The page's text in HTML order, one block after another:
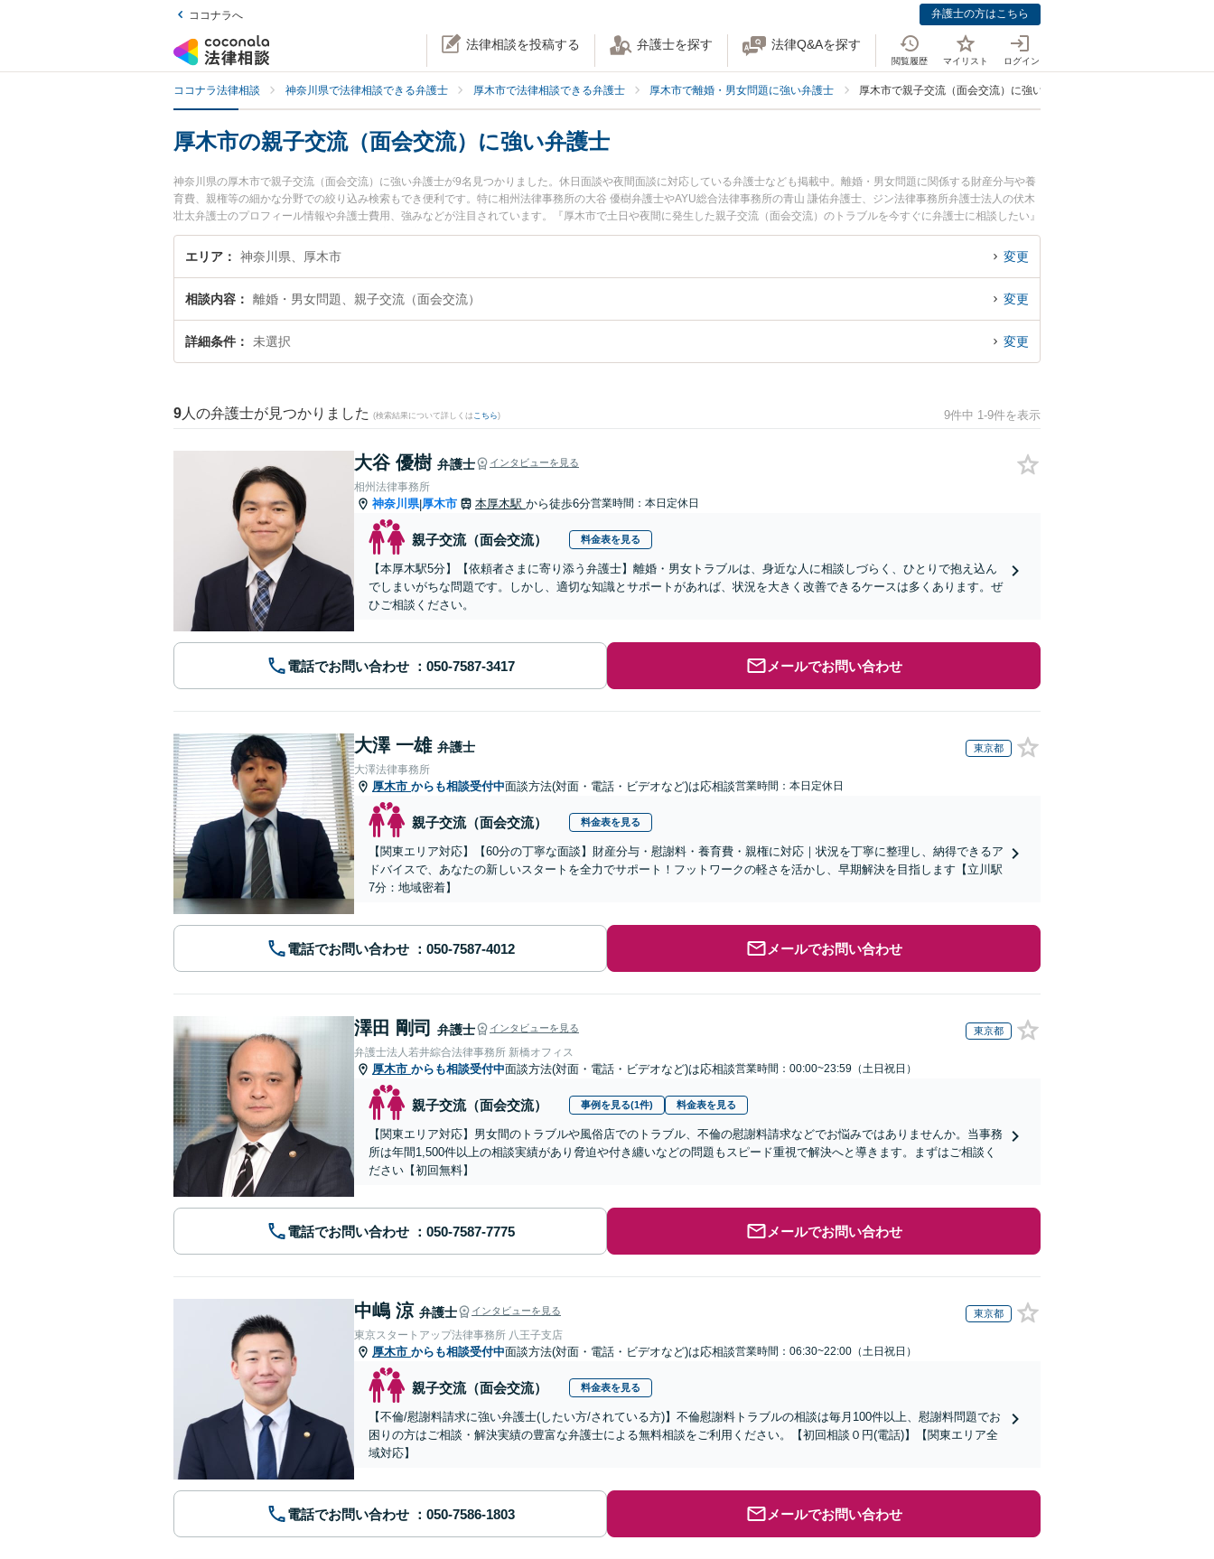
ココナラへ 弁護士の方はこちら
法律相談を投稿する 弁護士を探す 法律Q&Aを探す
閲覧履歴 マイリスト ログイン
ココナラ法律相談 神奈川県で法律相談できる弁護士 厚木市で法律相談できる弁護士 厚木市で離婚・男女問題に強い弁護士 厚木市で親子交流（面会交流）に強い弁護士
厚木市の親子交流（面会交流）に強い弁護士
神奈川県の厚木市で親子交流（面会交流）に強い弁護士が9名見つかりました。休日面談や夜間面談に対応している弁護士なども掲載中。離婚・男女問題に関係する財産分与や養
育費、親権等の細かな分野での絞り込み検索もでき便利です。特に相州法律事務所の大谷 優樹弁護士やAYU総合法律事務所の青山 謙佑弁護士、ジン法律事務所弁護士法人の伏木
壮太弁護士のプロフィール情報や弁護士費用、強みなどが注目されています。『厚木市で土日や夜間に発生した親子交流（面会交流）のトラブルを今すぐに弁護士に相談したい』
『親子交流（面会交流）のトラブル解決の実績豊富な近くの弁護士を検索したい』『初回相談無料で親子交流（面会交流）を法律相談できる厚木市内の弁護士に相談予約したい』
などでお困りの相談者さんにおすすめです。
エリア 神奈川県、厚木市 変更
相談内容 離婚・男女問題、親子交流（面会交流） 変更
詳細条件 未選択 変更
9 人の弁護士が見つかりました (検索結果について詳しくは こちら) 9件中 1-9件を表示
大谷 優樹 弁護士 インタビューを見る
相州法律事務所
神奈川県|厚木市 本厚木駅 から徒歩6分営業時間：本日定休日
親子交流（面会交流） 料金表を見る
【本厚木駅5分】【依頼者さまに寄り添う弁護士】離婚・男女トラブルは、身近な人に相談しづらく、ひとりで抱え込ん
でしまいがちな問題です。しかし、適切な知識とサポートがあれば、状況を大きく改善できるケースは多くあります。ぜ
ひご相談ください。
電話でお問い合わせ メールでお問い合わせ
大澤 一雄 弁護士 東京都
大澤法律事務所
厚木市 からも相談受付中面談方法(対面・電話・ビデオなど)は応相談営業時間：本日定休日
親子交流（面会交流） 料金表を見る
【関東エリア対応】【60分の丁寧な面談】財産分与・慰謝料・養育費・親権に対応｜状況を丁寧に整理し、納得できるア
ドバイスで、あなたの新しいスタートを全力でサポート！フットワークの軽さを活かし、早期解決を目指します【立川駅
7分：地域密着】
電話でお問い合わせ メールでお問い合わせ
澤田 剛司 弁護士 インタビューを見る 東京都
弁護士法人若井綜合法律事務所 新橋オフィス
厚木市 からも相談受付中面談方法(対面・電話・ビデオなど)は応相談営業時間：00:00~23:59（土日祝日）
親子交流（面会交流） 事例を見る(1件) 料金表を見る
【関東エリア対応】男女間のトラブルや風俗店でのトラブル、不倫の慰謝料請求などでお悩みではありませんか。当事務
所は年間1,500件以上の相談実績があり脅迫や付き纏いなどの問題もスピード重視で解決へと導きます。まずはご相談く
ださい【初回無料】
電話でお問い合わせ メールでお問い合わせ
中嶋 涼 弁護士 インタビューを見る 東京都
東京スタートアップ法律事務所 八王子支店
厚木市 からも相談受付中面談方法(対面・電話・ビデオなど)は応相談営業時間：06:30~22:00（土日祝日）
親子交流（面会交流） 料金表を見る
【不倫/慰謝料請求に強い弁護士(したい方/されている方)】不倫慰謝料トラブルの相談は毎月100件以上、慰謝料問題でお
困りの方はご相談・解決実績の豊富な弁護士による無料相談をご利用ください。【初回相談０円(電話)】【関東エリア全
域対応】
電話でお問い合わせ メールでお問い合わせ